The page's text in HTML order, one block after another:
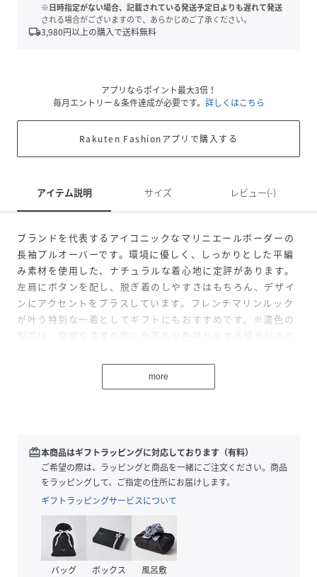
※日時指定がない場合、記載されている発送予定日よりも遅れて発送
される場合がございますので、あらかじめご了承ください。
local_shipping3,980円以上の購入で送料無料
アプリならポイント最大3倍！
毎月エントリー＆条件達成が必要です。 詳しくはこちら
Rakuten Fashionアプリで購入する
アイテム説明 サイズ レビュー(-)
ブランドを代表するアイコニックなマリニエールボーダーの
長袖プルオーバーです。環境に優しく、しっかりとした平編
み素材を使用した、ナチュラルな着心地に定評があります。
左肩にボタンを配し、脱ぎ着のしやすさはもちろん、デザイ
ンにアクセントをプラスしています。フレンチマリンルック
が叶う特別な一着としてギフトにもおすすめです。※濃色の
製品は、摩擦や洗濯の際に色落ちや色移りをする場合があり
オフホワイト/グリーン：モデル身長173cm 着用サイズ：S
素材 100%綿
サイズ XXS、XS、S、M、L
NX4315_A0D0J
(A0D0J-01-200 NX4315
more
redeem本商品はギフトラッピングに対応しております（有料）
ご希望の際は、ラッピングと商品を一緒にご注文ください。商品
をラッピングして、ご指定の住所にお届けします。
ギフトラッピングサービスについて
バッグ ボックス 風呂敷